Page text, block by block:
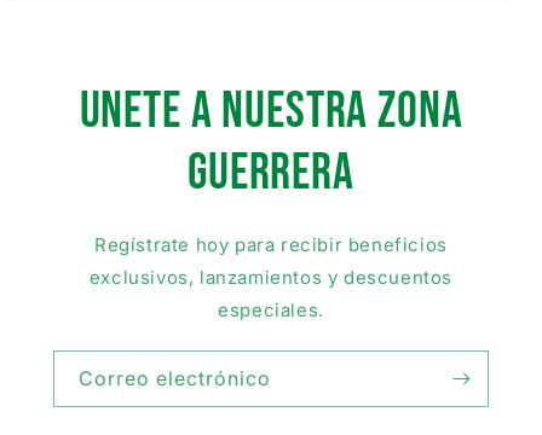
UNETE A NUESTRA ZONA
GUERRera
Regístrate hoy para recibir beneficios
exclusivos, lanzamientos y descuentos
especiales.
Correo electrónico